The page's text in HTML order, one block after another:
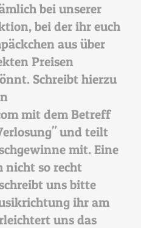
bei unserer
bei der ihr euch
aus über
Preisen
Schreibt hierzu
mit dem Betreff
und teilt
mit. Eine
nicht so recht
uns bitte
ihr am
uns das